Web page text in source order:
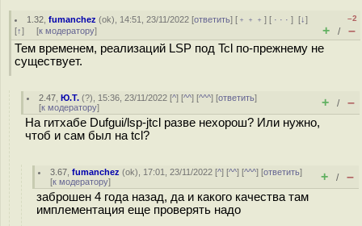
1.32 ,fumanchez (ok), 14:51, 23/11/2022 [ответить] [ ﹢﹢﹢] [ · · ·][↓]
[↑] [к модератору]
–2
+ / –
Тем временем, реализаций LSP под Tcl по-прежнему не
существует.
2.47 ,Ю.Т. (?), 15:36, 23/11/2022 [^] [^^] [^^^] [ответить]
[к модератору] + / –
На гитхабе Dufgui/lsp-jtcl разве нехорош? Или нужно,
чтоб и сам был на tcl?
3.67 ,fumanchez (ok), 17:01, 23/11/2022 [^] [^^] [^^^] [ответить]
[к модератору] + / –
заброшен 4 года назад, да и какого качества там
имплементация еще проверять надо